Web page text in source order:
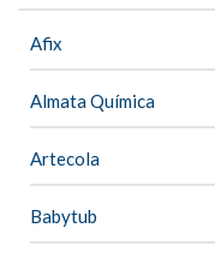
Afix
Almata Química
Artecola
Babytub